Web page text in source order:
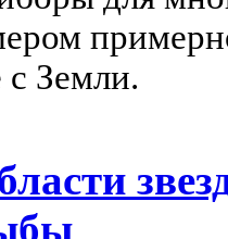
с Земли.